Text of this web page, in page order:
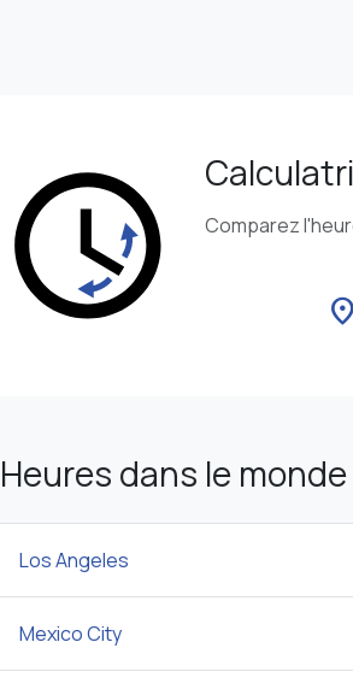
Comparez
location_on
Heures dans le
Los Angeles
Mexico City